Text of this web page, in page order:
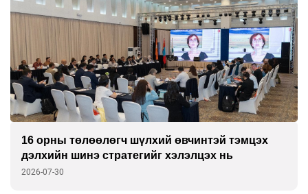
16 орны төлөөлөгч шүлхий өвчинтэй тэмцэх
дэлхийн шинэ стратегийг хэлэлцэх нь
2026-07-30